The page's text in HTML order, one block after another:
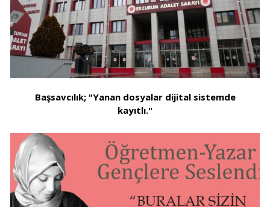
Başsavcılık; "Yanan dosyalar dijital sistemde
kayıtlı."